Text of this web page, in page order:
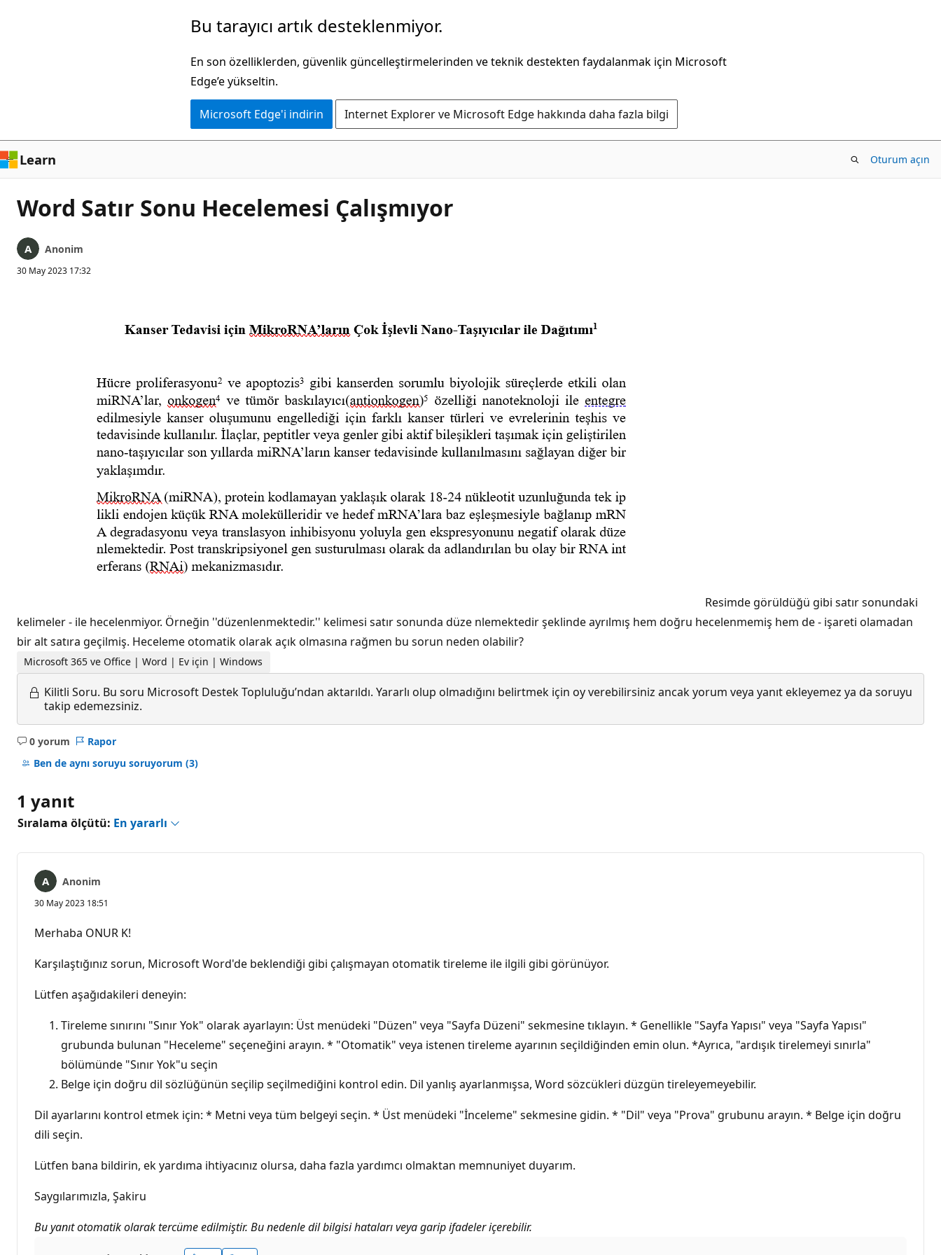
Bu tarayıcı artık desteklenmiyor.
En son özelliklerden, güvenlik güncelleştirmelerinden ve teknik destekten faydalanmak için Microsoft
Edge’e yükseltin.
Microsoft Edge'i indirin Internet Explorer ve Microsoft Edge hakkında daha fazla bilgi
Learn Oturum açın
Word Satır Sonu Hecelemesi Çalışmıyor
Anonim
30 May 2023 17:32
Resimde görüldüğü gibi satır sonundaki
kelimeler - ile hecelenmiyor. Örneğin ''düzenlenmektedir.'' kelimesi satır sonunda düze nlemektedir şeklinde ayrılmış hem doğru hecelenmemiş hem de - işareti olamadan
bir alt satıra geçilmiş. Heceleme otomatik olarak açık olmasına rağmen bu sorun neden olabilir?
Microsoft 365 ve Office | Word | Ev için | Windows
Kilitli Soru. Bu soru Microsoft Destek Topluluğu’ndan aktarıldı. Yararlı olup olmadığını belirtmek için oy verebilirsiniz ancak yorum veya yanıt ekleyemez ya da soruyu
takip edemezsiniz.
0 yorum
Açıklama
yok
Rapor
Ben de aynı soruyu soruyorum (3)
1 yanıt
Sıralama ölçütü: En yararlı
Anonim
30 May 2023 18:51
Merhaba ONUR K!
Karşılaştığınız sorun, Microsoft Word'de beklendiği gibi çalışmayan otomatik tireleme ile ilgili gibi görünüyor.
Lütfen aşağıdakileri deneyin:
Tireleme sınırını "Sınır Yok" olarak ayarlayın: Üst menüdeki "Düzen" veya "Sayfa Düzeni" sekmesine tıklayın. * Genellikle "Sayfa Yapısı" veya "Sayfa Yapısı"
grubunda bulunan "Heceleme" seçeneğini arayın. * "Otomatik" veya istenen tireleme ayarının seçildiğinden emin olun. *Ayrıca, "ardışık tirelemeyi sınırla"
bölümünde "Sınır Yok"u seçin
Belge için doğru dil sözlüğünün seçilip seçilmediğini kontrol edin. Dil yanlış ayarlanmışsa, Word sözcükleri düzgün tireleyemeyebilir.
Dil ayarlarını kontrol etmek için: * Metni veya tüm belgeyi seçin. * Üst menüdeki "İnceleme" sekmesine gidin. * "Dil" veya "Prova" grubunu arayın. * Belge için doğru
dili seçin.
Lütfen bana bildirin, ek yardıma ihtiyacınız olursa, daha fazla yardımcı olmaktan memnuniyet duyarım.
Saygılarımızla, Şakiru
Bu yanıt otomatik olarak tercüme edilmiştir. Bu nedenle dil bilgisi hataları veya garip ifadeler içerebilir.